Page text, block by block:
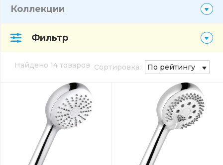
Коллекции
Фильтр
Найдено 14 товаров Сортировка: По рейтингу